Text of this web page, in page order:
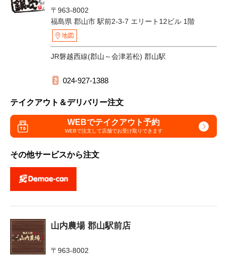
〒963-8002
福島県 郡山市 駅前2-3-7 エリート12ビル 1階
地図
JR磐越西線(郡山～会津若松) 郡山駅
024-927-1388
テイクアウト＆デリバリー注文
WEBでテイクアウト予約
WEBで注文して店舗でお受け取りできます
その他サービスから注文
山内農場 郡山駅前店
〒963-8002